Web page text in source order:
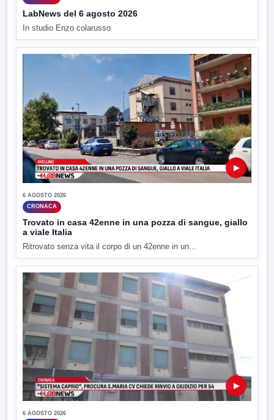
LabNews del 6 agosto 2026
In studio Enzo colarusso
▶
6 AGOSTO 2026
CRONACA
Trovato in casa 42enne in una pozza di sangue, giallo
a viale Italia
Ritrovato senza vita il corpo di un 42enne in un...
▶
6 AGOSTO 2026